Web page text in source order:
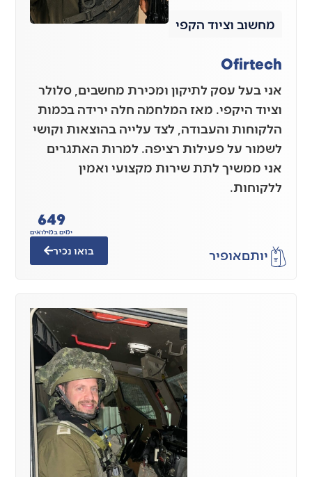
מחשוב וציוד הקפי
Ofirtech
אני בעל עסק לתיקון ומכירת מחשבים, סלולר
וציוד היקפי. מאז המלחמה חלה ירידה בכמות
הלקוחות והעבודה, לצד עלייה בהוצאות וקושי
לשמור על פעילות רציפה. למרות האתגרים
אני ממשיך לתת שירות מקצועי ואמין
ללקוחות.
יותםאופיר
ימים במילואים
649
בואו נכיר